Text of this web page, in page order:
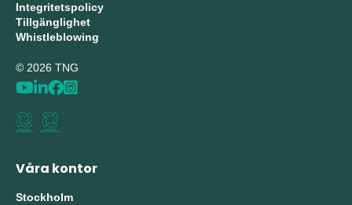
Integritetspolicy
Tillgänglighet
Whistleblowing
© 2026 TNG
Våra kontor
Stockholm